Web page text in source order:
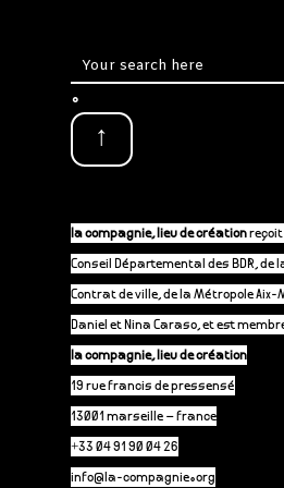
.
↑
la compagnie, lieu de créationreçoit
Conseil Départemental des BDR, de la
Contrat de ville, de la Métropole Aix-
Daniel et Nina Caraso, et est
la compagnie, lieu de création
19 rue francis de pressensé
13001 marseille – france
+33 04 91 90 04 26
info@la-compagnie.org